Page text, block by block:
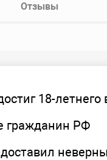
Отзывы
18-летнего
гражданин РФ